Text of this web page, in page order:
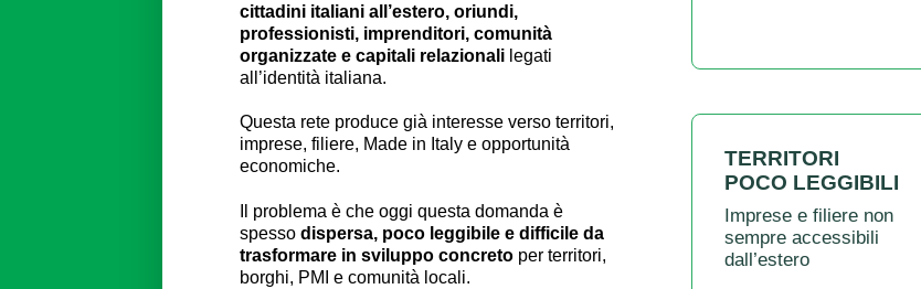
cittadini italiani all’estero, oriundi,
professionisti, imprenditori, comunità
organizzate e capitali relazionali legati
all’identità italiana.
Questa rete produce già interesse verso territori,
imprese, filiere, Made in Italy e opportunità
economiche.
Il problema è che oggi questa domanda è
spesso dispersa, poco leggibile e difficile da
trasformare in sviluppo concreto per territori,
borghi, PMI e comunità locali.
TERRITORI
POCO LEGGIBILI
Imprese e filiere non
sempre accessibili
dall’estero